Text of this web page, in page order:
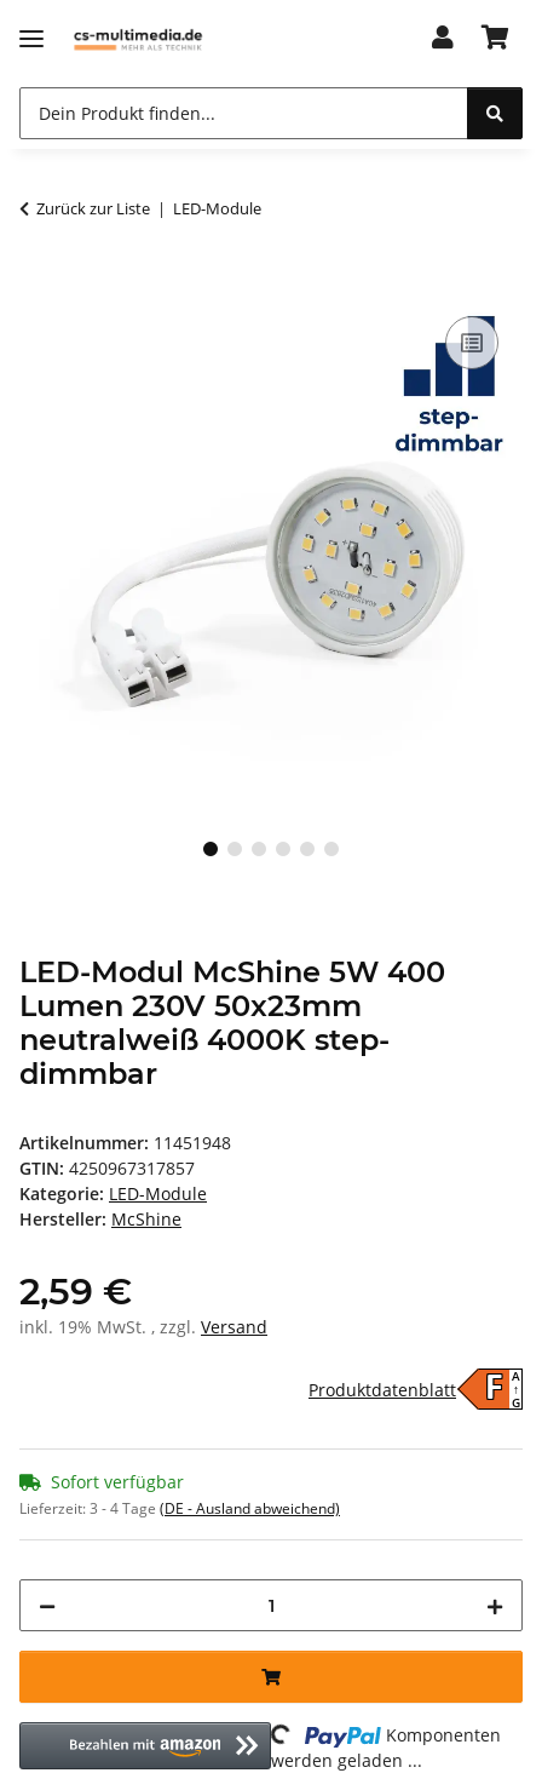
Zurück zur Liste LED-Module
LED-Modul McShine 5W 400
Lumen 230V 50x23mm
neutralweiß 4000K step-
dimmbar
Artikelnummer: 11451948
GTIN: 4250967317857
Kategorie: LED-Module
Hersteller: McShine
2,59 €
inkl. 19% MwSt. , zzgl. Versand
F A
↑
G
Produktdatenblatt
Sofort verfügbar
Lieferzeit:3 - 4 Tage (DE - Ausland abweichend)
Loading...
Komponenten
werden geladen ...